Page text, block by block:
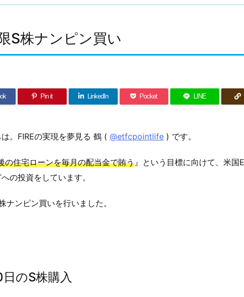
S株ナンピン買い
Pin it LinkedIn Pocket LINE
。FIREの実現を夢見る 鶴 ( @etfcpointlife ) です。
の住宅ローンを毎月の配当金で賄う 』という目標に向けて、米国
の投資をしています。
ナンピン買いを行いました。
のS株購入